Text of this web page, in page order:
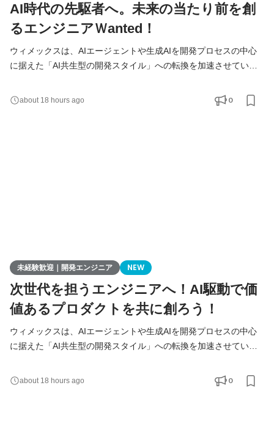
AI時代の先駆者へ。未来の当たり前を創
るエンジニアＷanted！
ウィメックスは、AIエージェントや生成AIを開発プロセスの中心
に据えた「AI共生型の開発スタイル」への転換を加速させていま
極的に募集しています。 AIを相棒に、圧倒的なスピードと品質を
実現し、最先端の技術を使いこなすエンジニアへ成長したい方を
about 18 hours ago 0
未経験歓迎｜開発エンジニア NEW
次世代を担うエンジニアへ！AI駆動で価
値あるプロダクトを共に創ろう！
ウィメックスは、AIエージェントや生成AIを開発プロセスの中心
に据えた「AI共生型の開発スタイル」への転換を加速させていま
極的に募集しています。 AIを相棒に、圧倒的なスピードと品質を
実現し、最先端の技術を使いこなすエンジニアへ成長したい方を
about 18 hours ago 0